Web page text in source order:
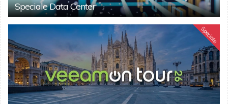
Speciale Data Center
Speciale